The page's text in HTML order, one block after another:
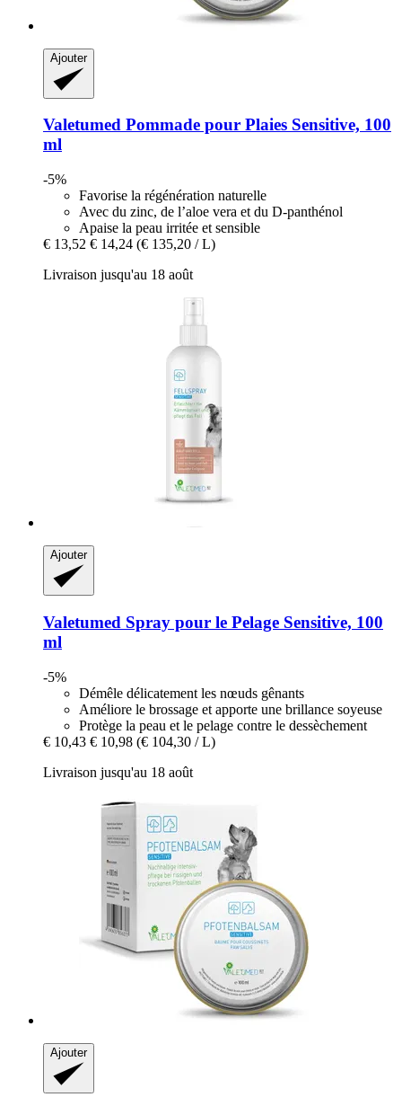
Ajouter
Valetumed Pommade pour Plaies Sensitive, 100
ml
-5%
Favorise la régénération naturelle
Avec du zinc, de l’aloe vera et du D-panthénol
Apaise la peau irritée et sensible
€ 13,52 € 14,24 (€ 135,20 / L)
Livraison jusqu'au 18 août
Ajouter
Valetumed Spray pour le Pelage Sensitive, 100
ml
-5%
Démêle délicatement les nœuds gênants
Améliore le brossage et apporte une brillance soyeuse
Protège la peau et le pelage contre le dessèchement
€ 10,43 € 10,98 (€ 104,30 / L)
Livraison jusqu'au 18 août
Ajouter